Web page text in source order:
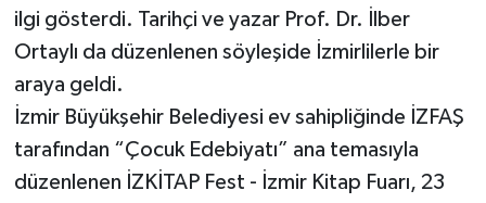
ilgi gösterdi. Tarihçi ve yazar Prof. Dr. İlber
Ortaylı da düzenlenen söyleşide İzmirlilerle bir
araya geldi.
İzmir Büyükşehir Belediyesi ev sahipliğinde İZFAŞ
tarafından “Çocuk Edebiyatı” ana temasıyla
düzenlenen İZKİTAP Fest - İzmir Kitap Fuarı, 23